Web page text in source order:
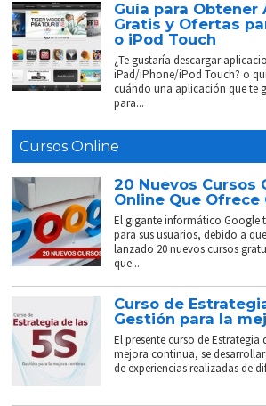
Guía para Obtener
Gratis y Ofertas
o iPod Touch
¿Te gustaría descargar
iPad/iPhone/iPod Touch? o
cuándo una aplicación que te
para...
Cursos Online
20 Nuevos Cursos
Online Que Ofrece
El gigante informático Google
para sus usuarios, debido a
lanzado 20 nuevos cursos
que...
Curso de
Gestión para la
El presente curso de Estrategia
mejora continua, se
de experiencias realizadas de